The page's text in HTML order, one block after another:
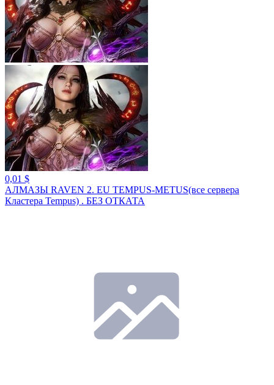
0,01 $
АЛМАЗЫ RAVEN 2. EU TEMPUS-METUS(все сервера
Кластера Tempus) . БЕЗ ОТКАТА